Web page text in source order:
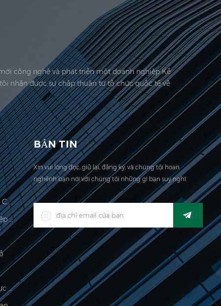
công nghệ và phát triển một doanh nghiệp Kế
nhận được sự chấp thuận từ tổ chức quốc tế về
công ty chúng tôi được đặt tại đây. Năm 2006,
Quy Mô Tính Toán Giá Hợp Pháp Cho Thương Mại
Đèn LED Kỹ Thuật Số Công Nghiệp Kỹ Thuật Số
Chỉ Thị Cân Điện Tử Chế Biến Thực Phẩm
BẢN TIN
Xin vui lòng đọc, giữ lại, đăng ký, và chúng tôi hoan
nghênh bạn nói với chúng tôi những gì bạn suy nghĩ.